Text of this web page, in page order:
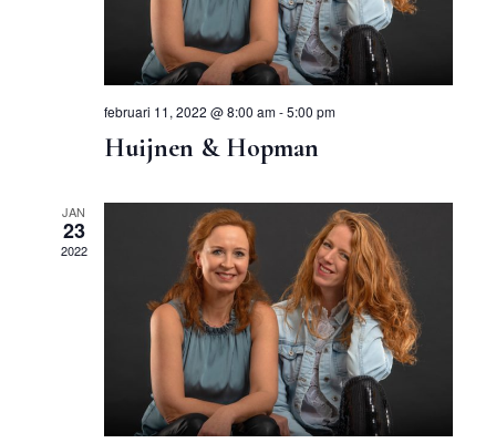
februari 11, 2022 @ 8:00 am-5:00 pm
Huijnen & Hopman
JAN
23
2022